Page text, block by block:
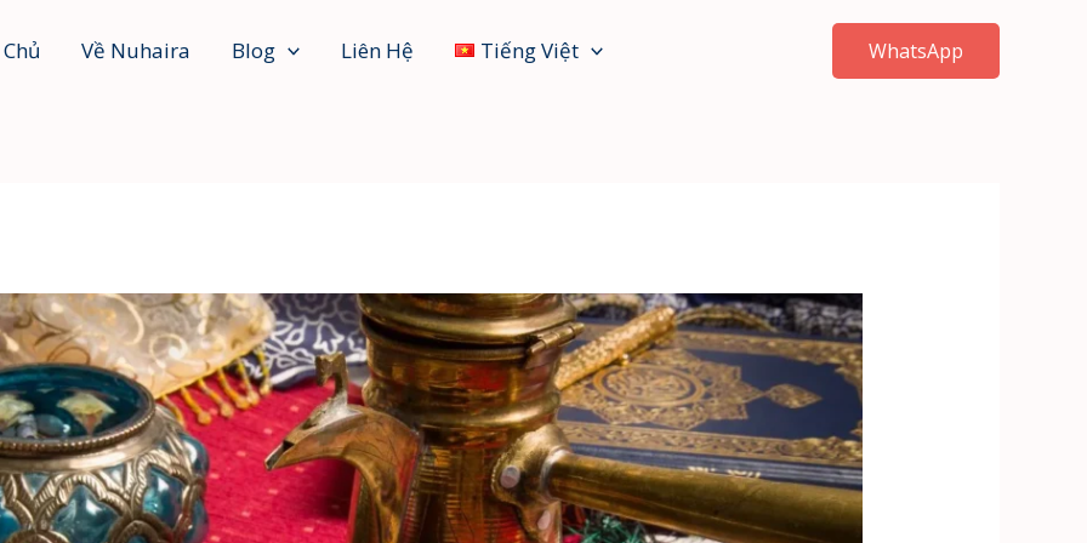
Về Nuhaira Blog Liên Hệ Tiếng Việt WhatsApp